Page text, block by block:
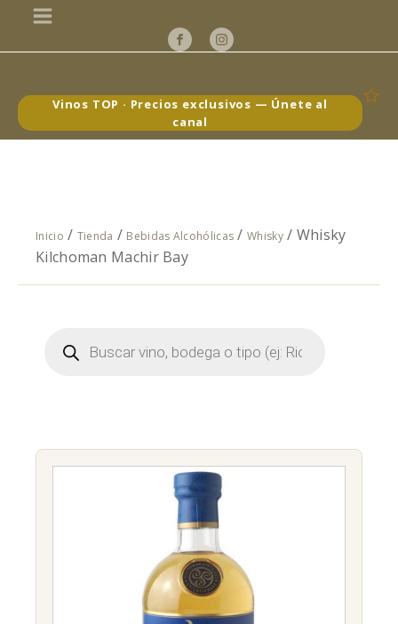
Vinos TOP · Precios exclusivos — Únete al
canal
Inicio / Tienda / Bebidas Alcohólicas /Whisky/ Whisky
Kilchoman Machir Bay
Búsqueda